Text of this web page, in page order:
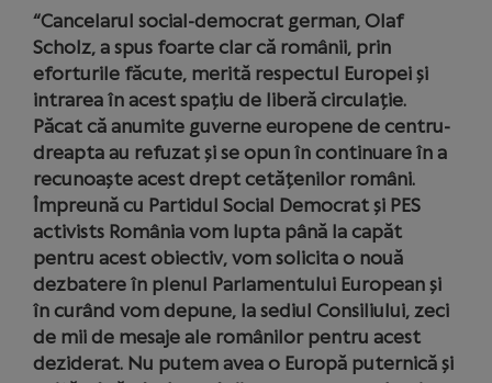
“Cancelarul social-democrat german, Olaf
Scholz, a spus foarte clar că românii, prin
eforturile făcute, merită respectul Europei și
intrarea în acest spațiu de liberă circulație.
Păcat că anumite guverne europene de centru-
dreapta au refuzat și se opun în continuare în a
recunoaște acest drept cetățenilor români.
Împreună cu Partidul Social Democrat și PES
activists România vom lupta până la capăt
pentru acest obiectiv, vom solicita o nouă
dezbatere în plenul Parlamentului European și
în curând vom depune, la sediul Consiliului, zeci
de mii de mesaje ale românilor pentru acest
deziderat. Nu putem avea o Europă puternică și